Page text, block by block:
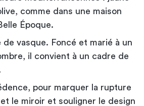
comme dans une maison
Époque.
de vasque. Foncé et marié à un
il convient à un cadre de
pour marquer la rupture
le miroir et souligner le design